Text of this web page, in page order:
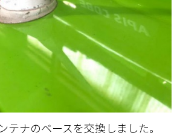
テナのベースを交換しました。